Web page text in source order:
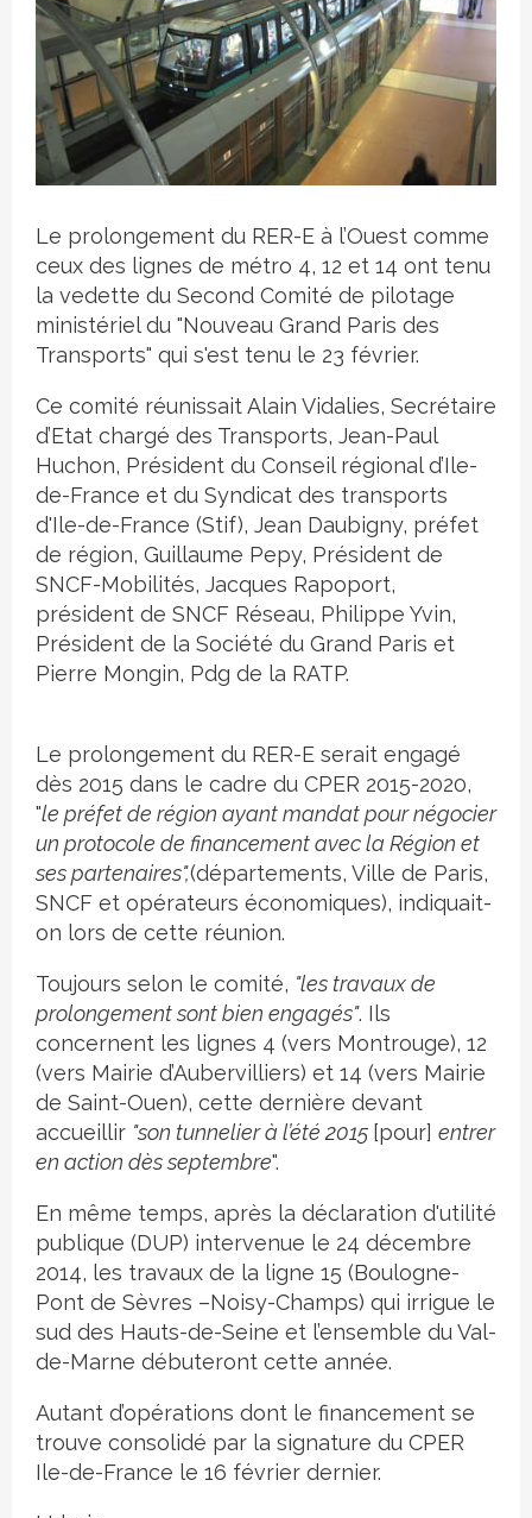
Crédit photo
Le prolongement du RER-E à l’Ouest comme
ceux des lignes de métro 4, 12 et 14 ont tenu
la vedette du Second Comité de pilotage
ministériel du "Nouveau Grand Paris des
Transports" qui s'est tenu le 23 février.
Ce comité réunissait Alain Vidalies, Secrétaire
d’Etat chargé des Transports, Jean-Paul
Huchon, Président du Conseil régional d’Ile-
de-France et du Syndicat des transports
d'Ile-de-France (Stif), Jean Daubigny, préfet
de région, Guillaume Pepy, Président de
SNCF-Mobilités, Jacques Rapoport,
président de SNCF Réseau, Philippe Yvin,
Président de la Société du Grand Paris et
Pierre Mongin, Pdg de la RATP.
Le prolongement du RER-E serait engagé
dès 2015 dans le cadre du CPER 2015-2020,
"le préfet de région ayant mandat pour négocier
un protocole de financement avec la Région et
ses partenaires",(départements, Ville de Paris,
SNCF et opérateurs économiques), indiquait-
on lors de cette réunion.
Toujours selon le comité, "les travaux de
prolongement sont bien engagés". Ils
concernent les lignes 4 (vers Montrouge), 12
(vers Mairie d’Aubervilliers) et 14 (vers Mairie
de Saint-Ouen), cette dernière devant
accueillir "son tunnelier à l’été 2015 [pour] entrer
en action dès septembre".
En même temps, après la déclaration d'utilité
publique (DUP) intervenue le 24 décembre
2014, les travaux de la ligne 15 (Boulogne-
Pont de Sèvres –Noisy-Champs) qui irrigue le
sud des Hauts-de-Seine et l’ensemble du Val-
de-Marne débuteront cette année.
Autant d’opérations dont le financement se
trouve consolidé par la signature du CPER
Ile-de-France le 16 février dernier.